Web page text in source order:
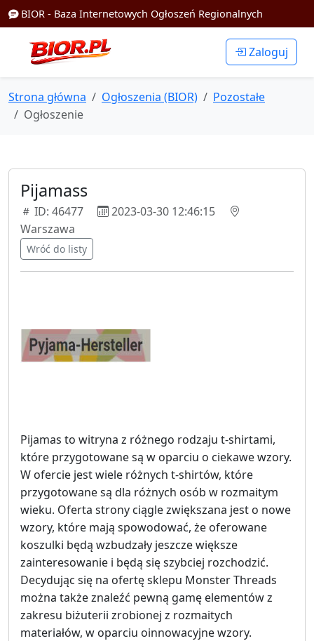
BIOR - Baza Internetowych Ogłoszeń Regionalnych
Zaloguj
Strona główna Ogłoszenia (BIOR)
Pozostałe
Ogłoszenie
Pijamass
ID: 46477
2023-03-30 12:46:15
Warszawa
Wróć do listy
Pijamas to witryna z różnego rodzaju t-shirtami,
które przygotowane są w oparciu o ciekawe wzory.
W ofercie jest wiele różnych t-shirtów, które
przygotowane są dla różnych osób w rozmaitym
wieku. Oferta strony ciągle zwiększana jest o nowe
wzory, które mają spowodować, że oferowane
koszulki będą wzbudzały jeszcze większe
zainteresowanie i będą się szybciej rozchodzić.
Decydując się na ofertę sklepu Monster Threads
można także znaleźć pewną gamę elementów z
zakresu biżuterii zrobionej z rozmaitych
materiałów, w oparciu oinnowacyjne wzory.